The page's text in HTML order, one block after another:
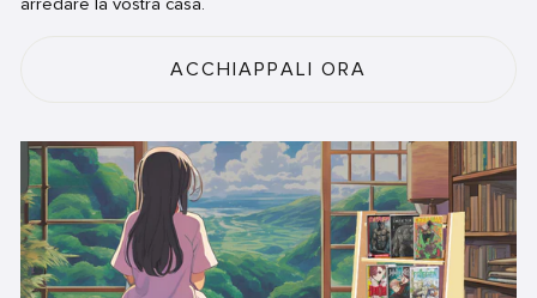
arredare la vostra casa.
ACCHIAPPALI ORA